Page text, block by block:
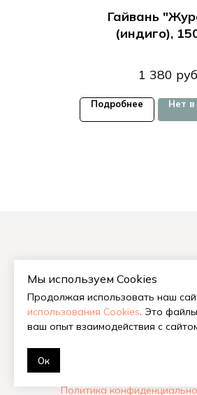
Гайвань
(индиго),
1 380
Подробнее Нет в
Политика
Мы используем Cookies
Продолжая использовать наш
использования Cookies. Это
ваш опыт взаимодействия с
Ок